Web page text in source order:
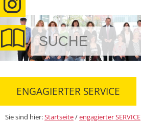
ENGAGIERTER SERVICE
Sie sind hier:Startseite/engagierter SERVICE